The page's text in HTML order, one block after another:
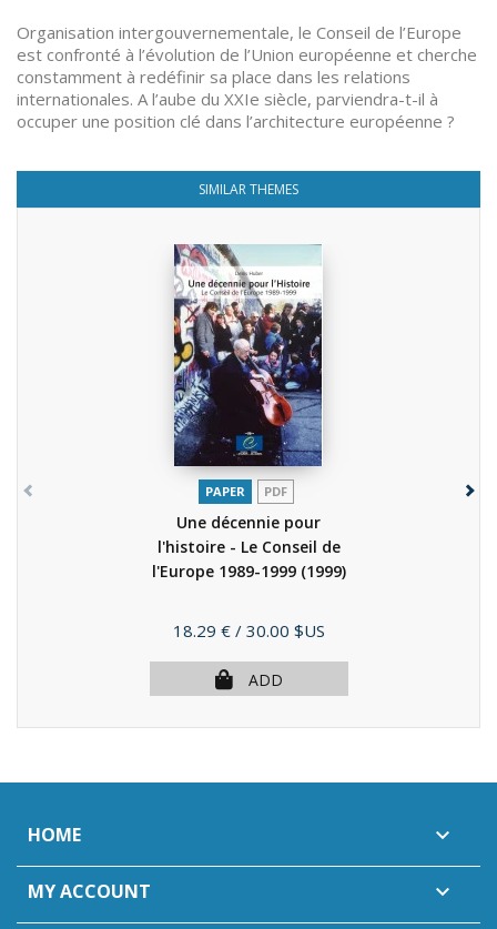
Organisation intergouvernementale, le Conseil de l’Europe
est confronté à l’évolution de l’Union européenne et cherche
constamment à redéfinir sa place dans les relations
internationales. A l’aube du XXIe siècle, parviendra-t-il à
occuper une position clé dans l’architecture européenne ?
SIMILAR THEMES
PAPER PDF
Une décennie pour
l'histoire - Le Conseil de
l'Europe 1989-1999 (1999)
Price
18.29 € / 30.00 $US
ADD
HOME 
MY ACCOUNT 